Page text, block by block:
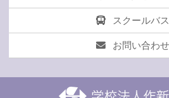
スクールバス
お問い合わせ